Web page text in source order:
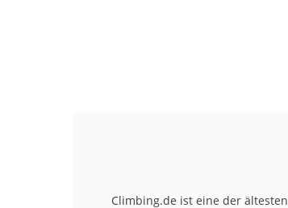
Climbing.de ist eine der ältesten